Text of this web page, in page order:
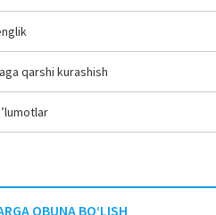
qarshi kurashish
OBUNA BO‘LISH